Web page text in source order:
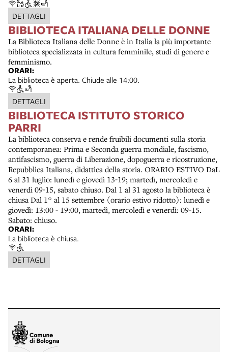
DETTAGLI
BIBLIOTECA ITALIANA DELLE DONNE
La Biblioteca Italiana delle Donne è in Italia la più importante
biblioteca specializzata in cultura femminile, studi di genere e
femminismo.
ORARI:
La biblioteca è aperta. Chiude alle 14:00.
DETTAGLI
BIBLIOTECA ISTITUTO STORICO
PARRI
La biblioteca conserva e rende fruibili documenti sulla storia
contemporanea: Prima e Seconda guerra mondiale, fascismo,
antifascismo, guerra di Liberazione, dopoguerra e ricostruzione,
Repubblica Italiana, didattica della storia. ORARIO ESTIVO DaL
6 al 31 luglio: lunedì e giovedì 13-19; martedì, mercoledì e
venerdì 09-15, sabato chiuso. Dal 1 al 31 agosto la biblioteca è
chiusa Dal 1° al 15 settembre (orario estivo ridotto): lunedì e
giovedì: 13:00 - 19:00, martedì, mercoledì e venerdì: 09-15.
Sabato: chiuso.
ORARI:
La biblioteca è chiusa.
DETTAGLI